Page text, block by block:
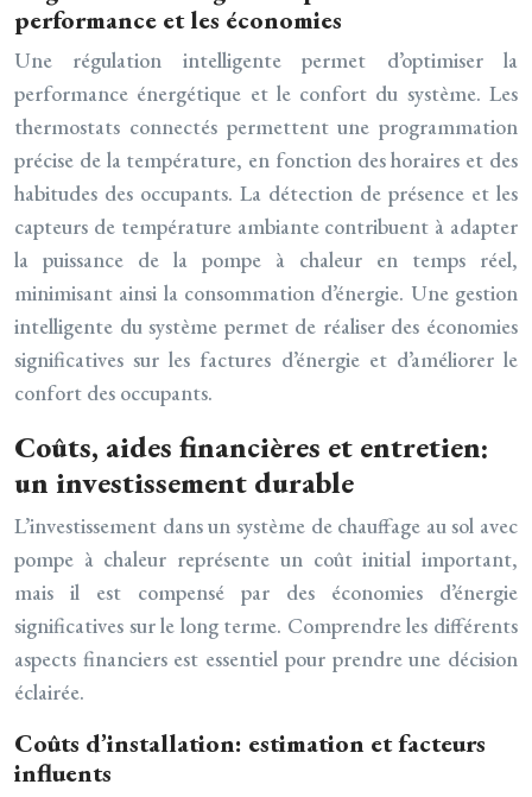
performance et les économies
Une régulation intelligente permet d’optimiser la
performance énergétique et le confort du système. Les
thermostats connectés permettent une programmation
précise de la température, en fonction des horaires et des
habitudes des occupants. La détection de présence et les
capteurs de température ambiante contribuent à adapter
la puissance de la pompe à chaleur en temps réel,
minimisant ainsi la consommation d’énergie. Une gestion
intelligente du système permet de réaliser des économies
significatives sur les factures d’énergie et d’améliorer le
confort des occupants.
Coûts, aides financières et entretien:
un investissement durable
L’investissement dans un système de chauffage au sol avec
pompe à chaleur représente un coût initial important,
mais il est compensé par des économies d’énergie
significatives sur le long terme. Comprendre les différents
aspects financiers est essentiel pour prendre une décision
éclairée.
Coûts d’installation: estimation et facteurs
influents